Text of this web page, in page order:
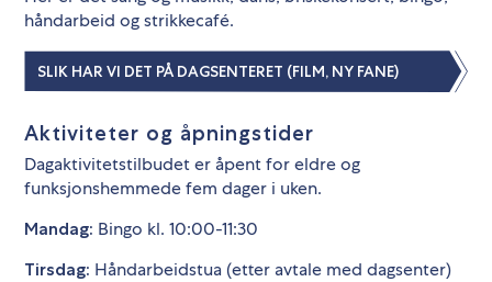
håndarbeid og strikkecafé.
SLIK HAR VI DET PÅ DAGSENTERET (FILM, NY FANE)
Aktiviteter og åpningstider
Dagaktivitetstilbudet er åpent for eldre og
funksjonshemmede fem dager i uken.
Mandag: Bingo kl. 10:00-11:30
Tirsdag: Håndarbeidstua (etter avtale med dagsenter)